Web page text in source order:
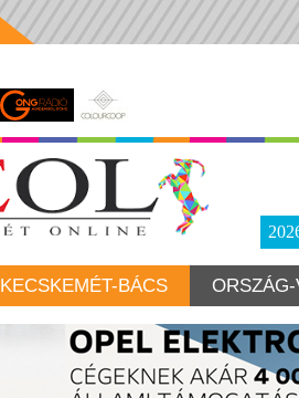
KECSKEMÉT-BÁCS